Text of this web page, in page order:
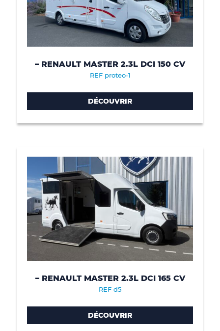
– RENAULT MASTER 2.3L DCI 150 CV
REF proteo-1
DÉCOUVRIR
– RENAULT MASTER 2.3L DCI 165 CV
REF d5
DÉCOUVRIR